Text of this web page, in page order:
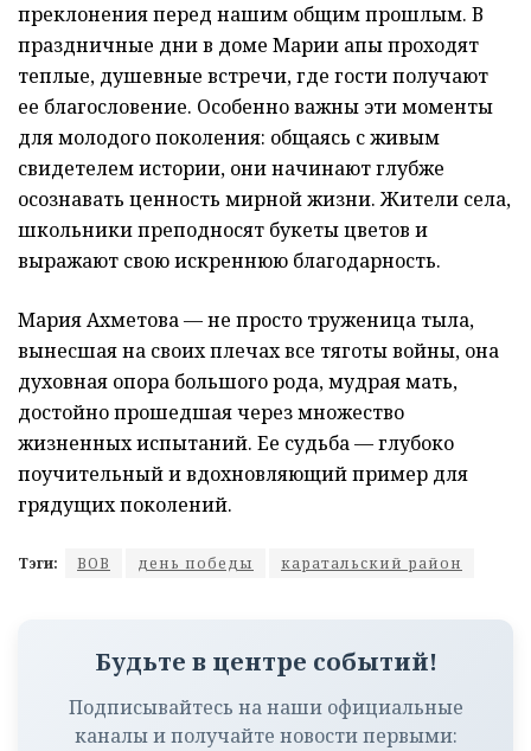
преклонения перед нашим общим прошлым. В
праздничные дни в доме Марии апы проходят
теплые, душевные встречи, где гости получают
ее благословение. Особенно важны эти моменты
для молодого поколения: общаясь с живым
свидетелем истории, они начинают глубже
осознавать ценность мирной жизни. Жители села,
школьники преподносят букеты цветов и
выражают свою искреннюю благодарность.
Мария Ахметова — не просто труженица тыла,
вынесшая на своих плечах все тяготы войны, она
духовная опора большого рода, мудрая мать,
достойно прошедшая через множество
жизненных испытаний. Ее судьба — глубоко
поучительный и вдохновляющий пример для
грядущих поколений.
Тэги: ВОВ день победы каратальский район
Будьте в центре событий!
Подписывайтесь на наши официальные
каналы и получайте новости первыми: